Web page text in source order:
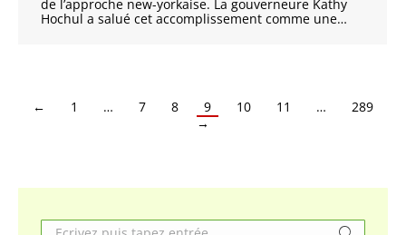
de l’approche new-yorkaise. La gouverneure Kathy
Hochul a salué cet accomplissement comme une…
← 1 … 7 8 9 10 11 …
289
→
Search: